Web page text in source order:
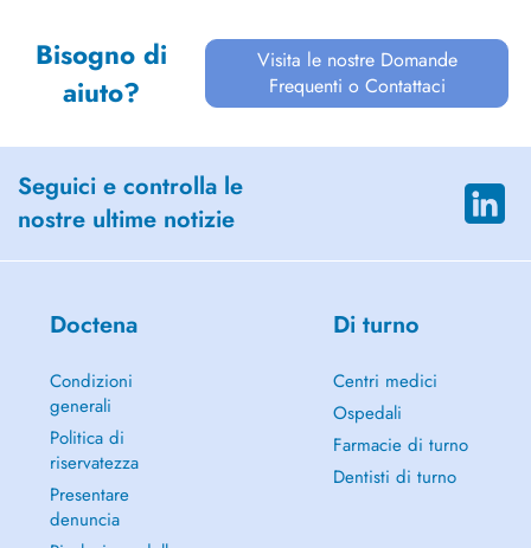
Bisogno di
aiuto?
Visita le nostre Domande
Frequenti o Contattaci
Seguici e controlla le
nostre ultime notizie
Doctena
Condizioni
generali
Politica di
riservatezza
Presentare
denuncia
Di turno
Centri medici
Ospedali
Farmacie di turno
Dentisti di turno